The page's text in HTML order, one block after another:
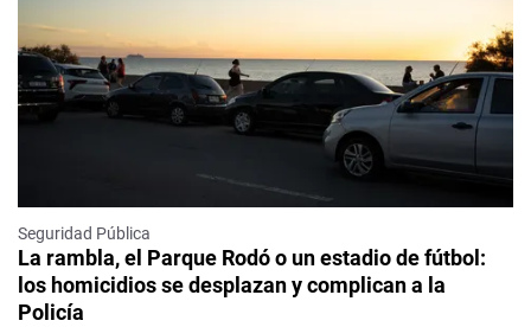
Seguridad Pública
La rambla, el Parque Rodó o un estadio de fútbol:
los homicidios se desplazan y complican a la
Policía